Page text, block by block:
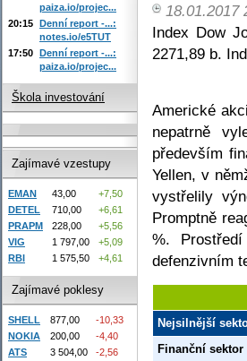
18.01.2017
Index Dow
2271,89 b.
Americké
nepatrně
především
Yellen, v
vystřelily
Promptně
%.
defenzivním
Nejsilnější
Finanční sektor
paiza.io/projec...
20:15 Denní report -...:
notes.io/e5TUT
17:50 Denní report -...:
paiza.io/projec...
Škola investování
Zajímavé vzestupy
EMAN 43,00
+7,50
DETEL
710,00
+6,61
PRAPM
228,00
+5,56
VIG
1 797,00
+5,09
RBI
1 575,50 +4,61
Zajímavé poklesy
SHELL 877,00
-10,33
NOKIA
200,00
-4,40
ATS
3 504,00
-2,56